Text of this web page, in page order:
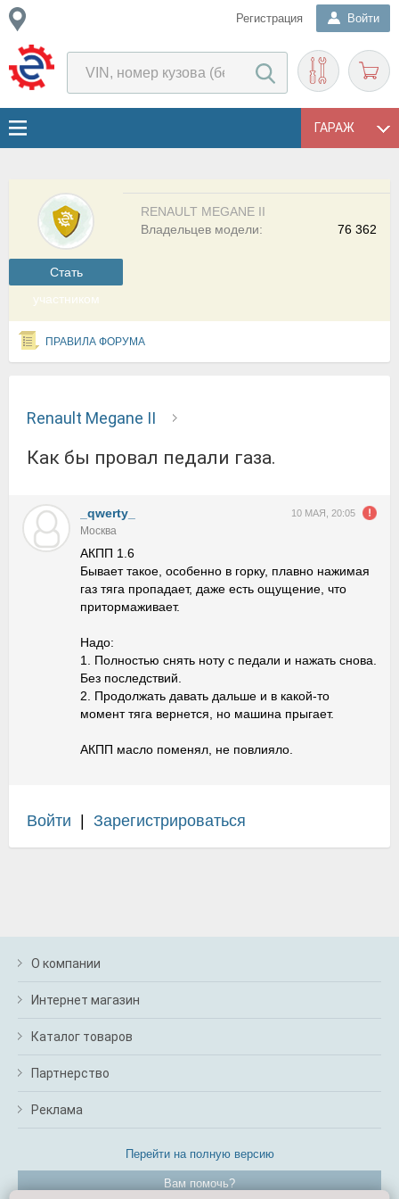
Регистрация Войти
ГАРАЖ
Cтать
участником
RENAULT MEGANE II
76 362
Владельцев модели:
ПРАВИЛА ФОРУМА
Renault Megane II
Как бы провал педали газа.
_qwerty_ 10 МАЯ, 20:05
Москва
АКПП 1.6
Бывает такое, особенно в горку, плавно нажимая
газ тяга пропадает, даже есть ощущение, что
притормаживает.
Надо:
1. Полностью снять ноту с педали и нажать снова.
Без последствий.
2. Продолжать давать дальше и в какой-то
момент тяга вернется, но машина прыгает.
АКПП масло поменял, не повлияло.
Войти Зарегистрироваться
О компании
Интернет магазин
Каталог товаров
Партнерство
Реклама
Перейти на полную версию
Вам помочь?